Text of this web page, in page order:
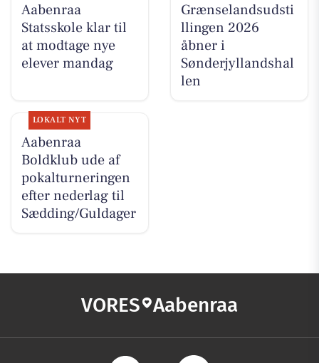
Aabenraa
Statsskole klar til
at modtage nye
elever mandag
Grænselandsudsti
llingen 2026
åbner i
Sønderjyllandshal
len
LOKALT NYT
Aabenraa
Boldklub ude af
pokalturneringen
efter nederlag til
Sædding/Guldager
VORES Aabenraa